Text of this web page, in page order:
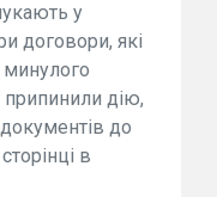
у
договори, які
припинили дію,
до
в